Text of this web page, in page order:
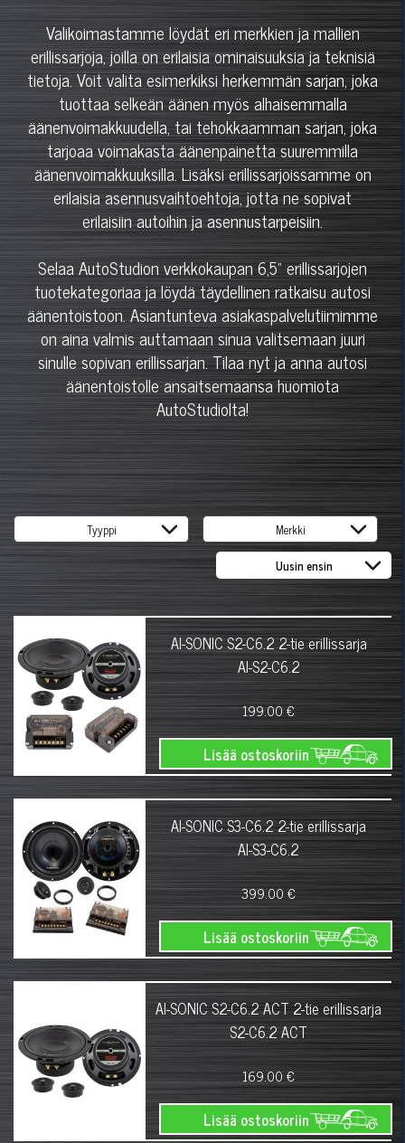
Valikoimastamme löydät eri merkkien ja mallien
erillissarjoja, joilla on erilaisia ominaisuuksia ja teknisiä
tietoja. Voit valita esimerkiksi herkemmän sarjan, joka
tuottaa selkeän äänen myös alhaisemmalla
äänenvoimakkuudella, tai tehokkaamman sarjan, joka
tarjoaa voimakasta äänenpainetta suuremmilla
äänenvoimakkuuksilla. Lisäksi erillissarjoissamme on
erilaisia asennusvaihtoehtoja, jotta ne sopivat
erilaisiin autoihin ja asennustarpeisiin.
Selaa AutoStudion verkkokaupan 6,5" erillissarjojen
tuotekategoriaa ja löydä täydellinen ratkaisu autosi
äänentoistoon. Asiantunteva asiakaspalvelutiimimme
on aina valmis auttamaan sinua valitsemaan juuri
sinulle sopivan erillissarjan. Tilaa nyt ja anna autosi
äänentoistolle ansaitsemaansa huomiota
AutoStudiolta!
AI-SONIC S2-C6.2 2-tie erillissarja
AI-S2-C6.2
199.00 €
Lisää ostoskoriin
AI-SONIC S3-C6.2 2-tie erillissarja
AI-S3-C6.2
399.00 €
Lisää ostoskoriin
AI-SONIC S2-C6.2 ACT 2-tie erillissarja
S2-C6.2 ACT
169.00 €
Lisää ostoskoriin